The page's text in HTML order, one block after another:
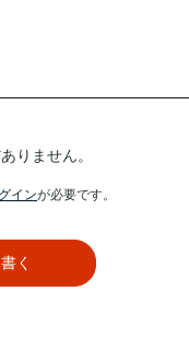
りません。
インが必要です。
く